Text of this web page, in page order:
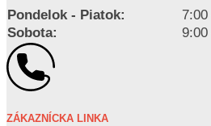
Pondelok - Piatok:
Sobota:
ZÁKAZNÍCKA LINKA